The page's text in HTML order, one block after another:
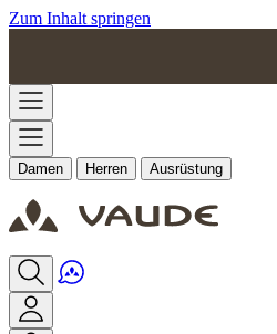
Zum Inhalt springen
Damen Herren Ausrüstung